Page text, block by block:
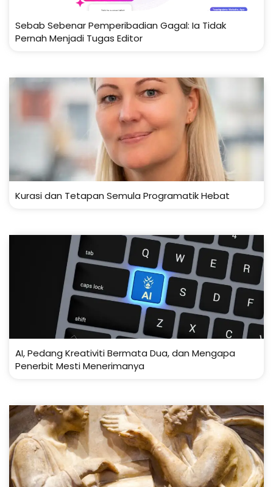
Sebab Sebenar Pemperibadian Gagal: Ia Tidak
Pernah Menjadi Tugas Editor
Kurasi dan Tetapan Semula Programatik Hebat
AI, Pedang Kreativiti Bermata Dua, dan Mengapa
Penerbit Mesti Menerimanya